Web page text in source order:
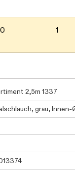
1
2,5m 1337
grau, Innen-